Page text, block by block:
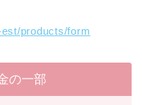
products/form
の一部